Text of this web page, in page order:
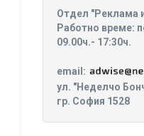
Отдел "Реклама
Работно време:
09.00ч.- 17:30ч.
email:
ул. "Неделчо
гр. София 1528